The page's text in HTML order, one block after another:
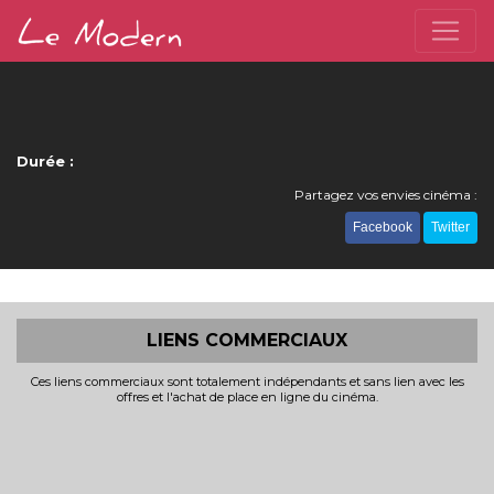
Durée :
Partagez vos envies cinéma :
Facebook Twitter
LIENS COMMERCIAUX
Ces liens commerciaux sont totalement indépendants et sans lien avec les
offres et l'achat de place en ligne du cinéma.